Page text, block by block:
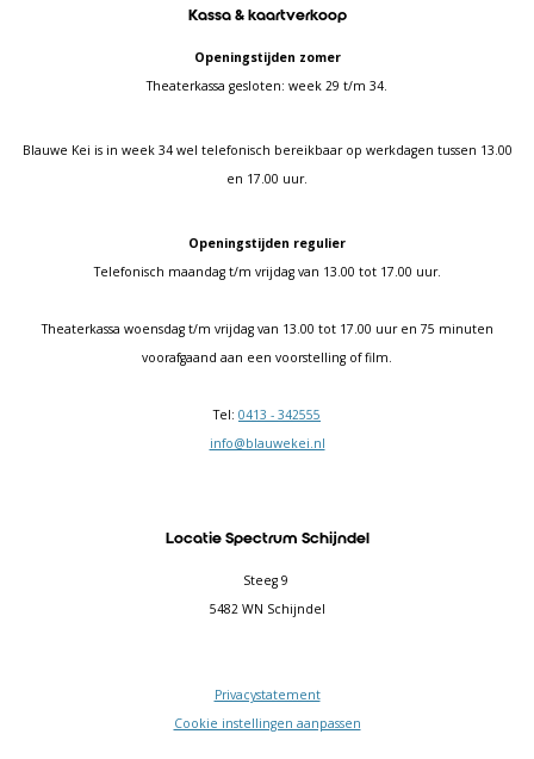
Kassa & kaartverkoop
Openingstijden zomer
Theaterkassa gesloten: week 29 t/m 34.
Blauwe Kei is in week 34 wel telefonisch bereikbaar op werkdagen tussen 13.00
en 17.00 uur.
Openingstijden regulier
Telefonisch maandag t/m vrijdag van 13.00 tot 17.00 uur.
Theaterkassa woensdag t/m vrijdag van 13.00 tot 17.00 uur en 75 minuten
voorafgaand aan een voorstelling of film.
Tel: 0413 - 342555
info@blauwekei.nl
Locatie Spectrum Schijndel
Steeg 9
5482 WN Schijndel
Privacystatement
Cookie instellingen aanpassen